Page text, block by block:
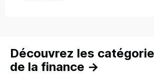
Découvrez les
de la finance →